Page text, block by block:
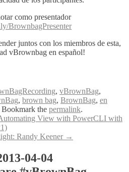
como presentador
BrownbagPresenter
juntos con los miembros de esta,
vBrownbag en español!
, vBrownBag,
, brown bag, BrownBag, en
Bookmark the permalink.
View with PowerCLI with
Randy Keener →
04-04